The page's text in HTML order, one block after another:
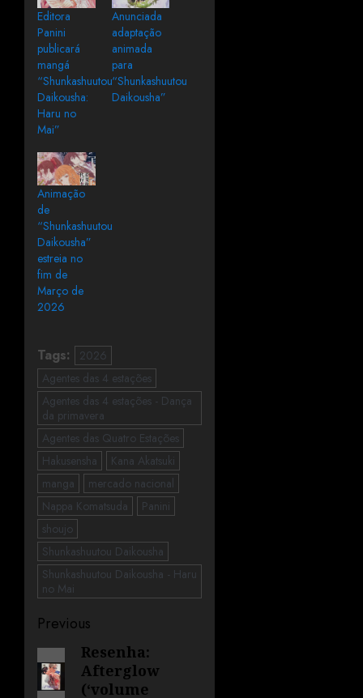
Editora
Panini
publicará
mangá
“Shunkashuutou
Daikousha:
Haru no
Mai”
Anunciada
adaptação
animada
para
“Shunkashuutou
Daikousha”
Animação
de
“Shunkashuutou
Daikousha”
estreia no
fim de
Março de
2026
Tags:
2026
Agentes das 4 estações
Agentes das 4 estações - Dança
da primavera
Agentes das Quatro Estações
Hakusensha
Kana Akatsuki
manga
mercado nacional
Nappa Komatsuda
Panini
shoujo
Shunkashuutou Daikousha
Shunkashuutou Daikousha - Haru
no Mai
Previous
Resenha:
Afterglow
(‘volume